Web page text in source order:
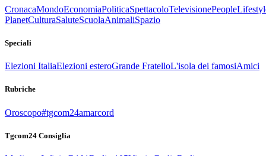
CronacaMondoEconomiaPoliticaSpettacoloTelevisionePeople
PlanetCulturaSaluteScuolaAnimaliSpazio
Speciali
Elezioni ItaliaElezioni esteroGrande FratelloL'isola dei famosiAmici
Rubriche
Oroscopo#tgcom24amarcord
Tgcom24 Consiglia